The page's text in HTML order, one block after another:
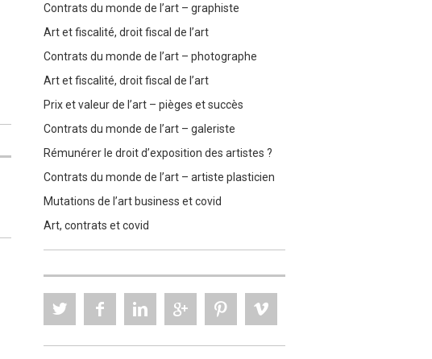
Contrats du monde de l’art – graphiste
Art et fiscalité, droit fiscal de l’art
Contrats du monde de l’art – photographe
Art et fiscalité, droit fiscal de l’art
Prix et valeur de l’art – pièges et succès
Contrats du monde de l’art – galeriste
Rémunérer le droit d’exposition des artistes ?
Contrats du monde de l’art – artiste plasticien
Mutations de l’art business et covid
Art, contrats et covid